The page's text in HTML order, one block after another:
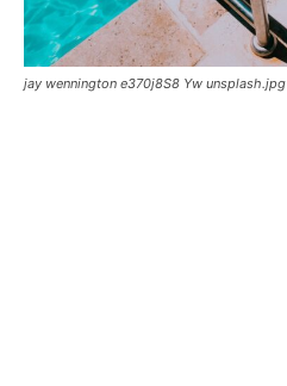
jay wennington e370j8S8 Yw unsplash.jpg